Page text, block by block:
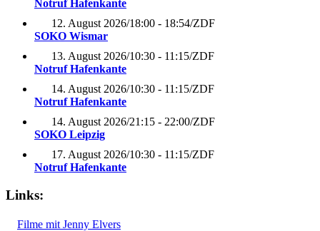
Notruf Hafenkante
12. August 2026/18:00 - 18:54/ZDF
SOKO Wismar
13. August 2026/10:30 - 11:15/ZDF
Notruf Hafenkante
14. August 2026/10:30 - 11:15/ZDF
Notruf Hafenkante
14. August 2026/21:15 - 22:00/ZDF
SOKO Leipzig
17. August 2026/10:30 - 11:15/ZDF
Notruf Hafenkante
Links:
Filme mit Jenny Elvers